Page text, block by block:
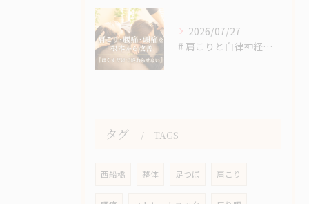
2026/07/27
# 肩こりと自律神経の意外な関係｜マッサージを受けても肩こり...
タグ TAGS
西船橋 整体 足つぼ 肩こり